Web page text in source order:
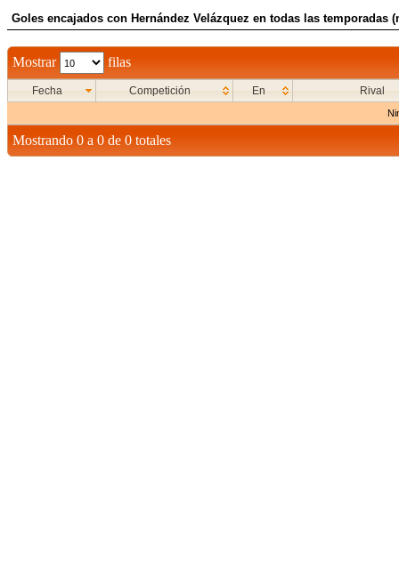
Goles encajados con Hernández Velázquez en todas las temporadas
Mostrar filas
Fecha Competición En Rival
Mostrando 0 a 0 de 0 totales